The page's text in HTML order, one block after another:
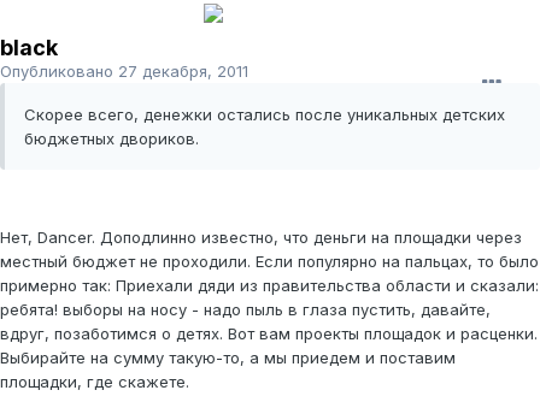
black
Опубликовано 27 декабря, 2011
Скорее всего, денежки остались после уникальных детских
бюджетных двориков.
Нет, Dancer. Доподлинно известно, что деньги на площадки через
местный бюджет не проходили. Если популярно на пальцах, то было
примерно так: Приехали дяди из правительства области и сказали:
ребята! выборы на носу - надо пыль в глаза пустить, давайте,
вдруг, позаботимся о детях. Вот вам проекты площадок и расценки.
Выбирайте на сумму такую-то, а мы приедем и поставим
площадки, где скажете.